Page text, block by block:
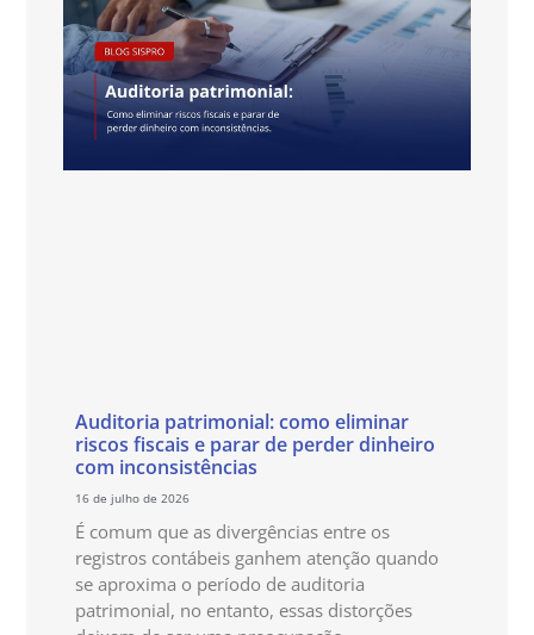
Auditoria patrimonial: como eliminar
riscos fiscais e parar de perder dinheiro
com inconsistências
16 de julho de 2026
É comum que as divergências entre os
registros contábeis ganhem atenção quando
se aproxima o período de auditoria
patrimonial, no entanto, essas distorções